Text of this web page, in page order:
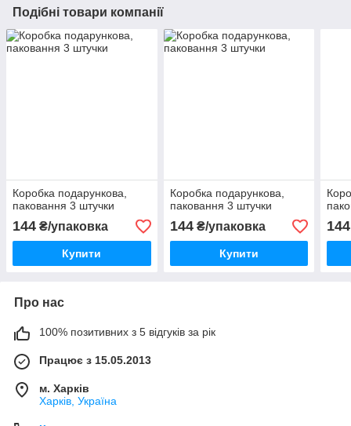
Подібні товари компанії
Коробка подарункова,
паковання 3 штучки
144 ₴/упаковка
Купити
Коробка подарункова,
паковання 3 штучки
144₴/упаковка
Купити
144
Про нас
100% позитивних з 5 відгуків за рік
Працює з 15.05.2013
м. Харків
Харків, Україна